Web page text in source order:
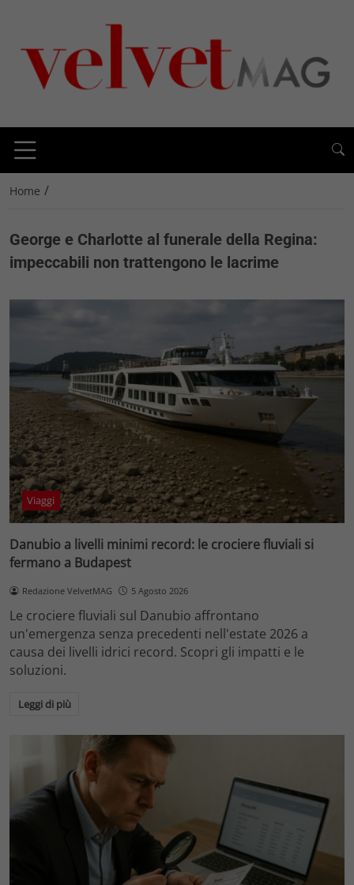
Home /
George e Charlotte al funerale della Regina:
impeccabili non trattengono le lacrime
Viaggi
Danubio a livelli minimi record: le crociere fluviali si
fermano a Budapest
Redazione VelvetMAG 5 Agosto 2026
Le crociere fluviali sul Danubio affrontano
un'emergenza senza precedenti nell'estate 2026 a
causa dei livelli idrici record. Scopri gli impatti e le
soluzioni.
Leggi di più